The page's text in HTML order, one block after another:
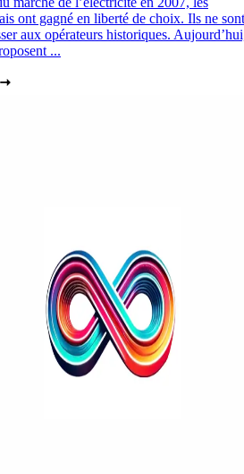
ont gagné en liberté de choix. Ils ne
aux opérateurs historiques.
...